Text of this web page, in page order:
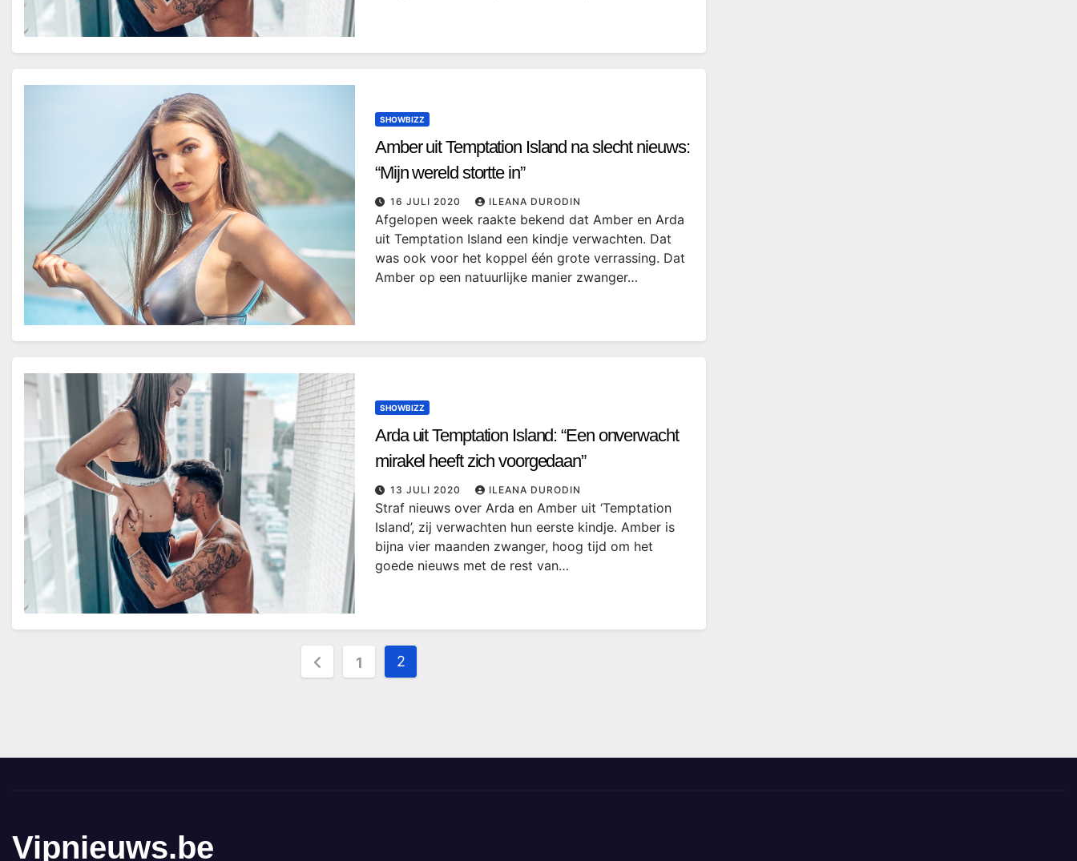
SHOWBIZZ
Amber uit Temptation Island na slecht nieuws:
“Mijn wereld stortte in”
16 JULI 2020 ILEANA DURODIN
Afgelopen week raakte bekend dat Amber en Arda
uit Temptation Island een kindje verwachten. Dat
was ook voor het koppel één grote verrassing. Dat
Amber op een natuurlijke manier zwanger…
SHOWBIZZ
Arda uit Temptation Island: “Een onverwacht
mirakel heeft zich voorgedaan”
13 JULI 2020 ILEANA DURODIN
Straf nieuws over Arda en Amber uit ‘Temptation
Island’, zij verwachten hun eerste kindje. Amber is
bijna vier maanden zwanger, hoog tijd om het
goede nieuws met de rest van…
Berichten
1 2
Vipnieuws.be